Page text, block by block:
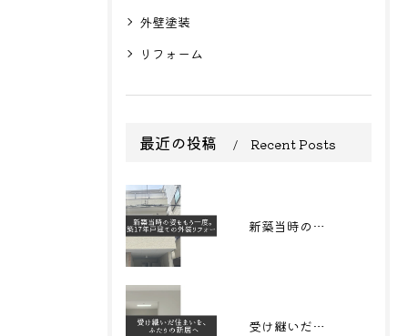
外壁塗装
リフォーム
最近の投稿 Recent Posts
新築当時の姿をもう一度。築17年戸建ての外装リフォーム
受け継いだ住まいを、 ふたりの新居へ